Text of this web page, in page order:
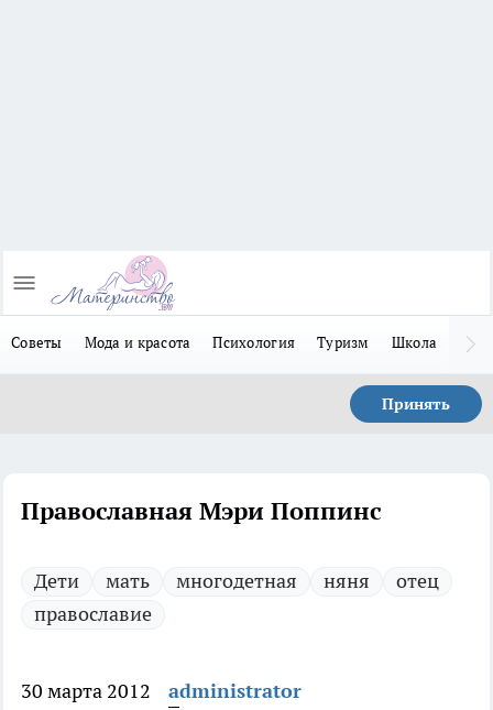
Советы Мода и красота Психология Туризм Школа
Принять
Православная Мэри Поппинс
Дети мать многодетная няня
отец
православие
30 марта 2012
administrator